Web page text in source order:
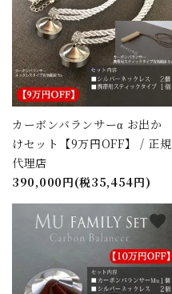
カーボンバランサーα お出か
けセット【9万円OFF】 / 正規
代理店
390,000円(税35,454円)
favorite